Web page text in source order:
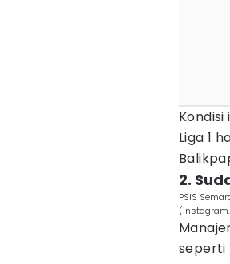
Liga 1
2.
PSIS
seperti